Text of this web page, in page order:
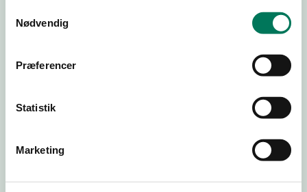
Nødvendig
Præferencer
Statistik
Marketing
Virksomhedstype
ID-nummer